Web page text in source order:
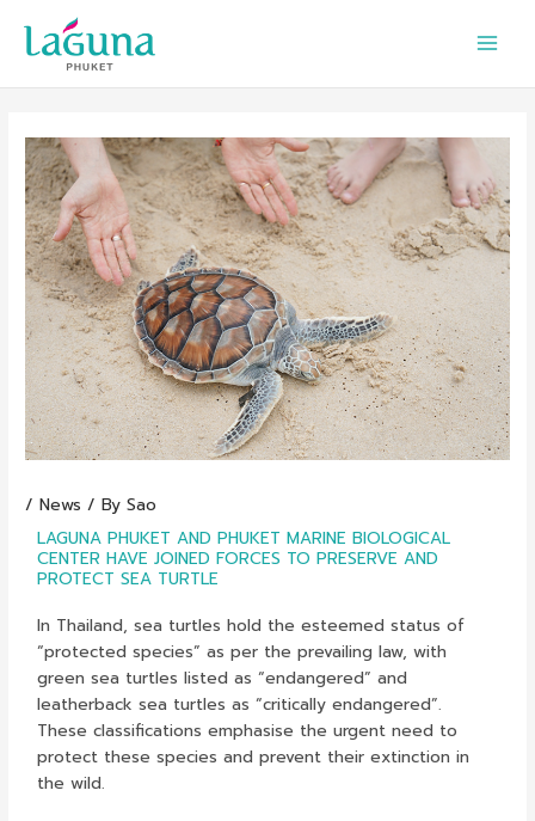
content
/News / BySao
LAGUNA PHUKET AND PHUKET MARINE BIOLOGICAL
CENTER HAVE JOINED FORCES TO PRESERVE AND
PROTECT SEA TURTLE
In Thailand, sea turtles hold the esteemed status of
“protected species” as per the prevailing law, with
green sea turtles listed as “endangered” and
leatherback sea turtles as “critically endangered”.
These classifications emphasise the urgent need to
protect these species and prevent their extinction in
the wild.